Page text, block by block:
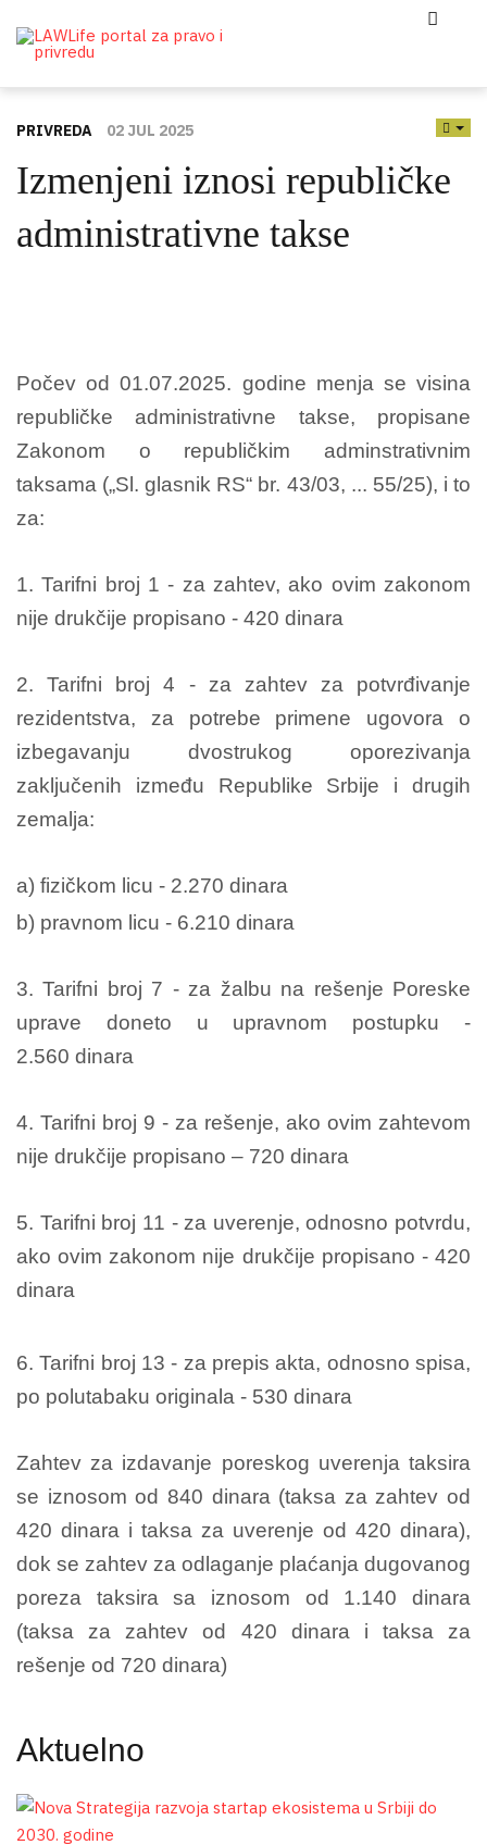
PRIVREDA 02 JUL 2025
Izmenjeni iznosi republičke
administrativne takse
Počev od 01.07.2025. godine menja se visina
republičke administrativne takse, propisane
Zakonom o republičkim adminstrativnim
taksama („Sl. glasnik RS“ br. 43/03, ... 55/25), i to
za:
1. Tarifni broj 1 - za zahtev, ako ovim zakonom
nije drukčije propisano - 420 dinara
2. Tarifni broj 4 - za zahtev za potvrđivanje
rezidentstva, za potrebe primene ugovora o
izbegavanju dvostrukog oporezivanja
zaključenih između Republike Srbije i drugih
zemalja:
a) fizičkom licu - 2.270 dinara
b) pravnom licu - 6.210 dinara
3. Tarifni broj 7 - za žalbu na rešenje Poreske
uprave doneto u upravnom postupku -
2.560 dinara
4. Tarifni broj 9 - za rešenje, ako ovim zahtevom
nije drukčije propisano – 720 dinara
5. Tarifni broj 11 - za uverenje, odnosno potvrdu,
ako ovim zakonom nije drukčije propisano - 420
dinara
6. Tarifni broj 13 - za prepis akta, odnosno spisa,
po polutabaku originala - 530 dinara
Zahtev za izdavanje poreskog uverenja taksira
se iznosom od 840 dinara (taksa za zahtev od
420 dinara i taksa za uverenje od 420 dinara),
dok se zahtev za odlaganje plaćanja dugovanog
poreza taksira sa iznosom od 1.140 dinara
(taksa za zahtev od 420 dinara i taksa za
rešenje od 720 dinara)
Aktuelno